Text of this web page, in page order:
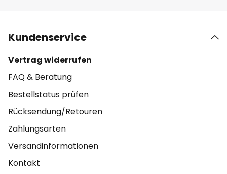
Kundenservice
Vertrag widerrufen
FAQ & Beratung
Bestellstatus prüfen
Rücksendung/Retouren
Zahlungsarten
Versandinformationen
Kontakt